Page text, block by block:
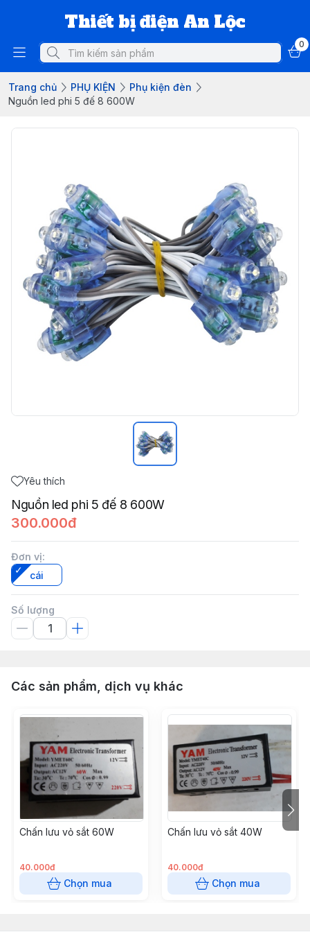
Thiết bị điện An Lộc
0
Trang chủ PHỤ KIỆN
Phụ kiện đèn
Nguồn led phi 5 đế 8 600W
Yêu thích
Nguồn led phi 5 đế 8 600W
300.000đ
Đơn vị:
cái
Số lượng
Các sản phẩm, dịch vụ khác
Chấn lưu vỏ sắt 60W
40.000đ
Chọn mua
Chấn lưu vỏ sắt 40W
40.000đ
Chọn mua